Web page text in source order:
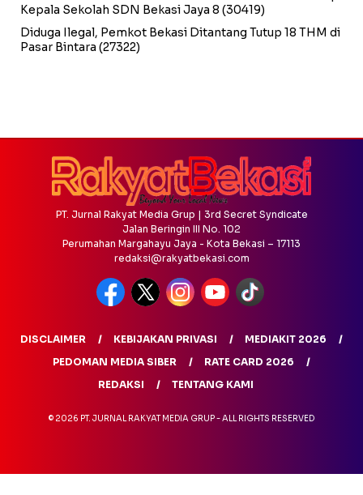
Kepala Sekolah SDN Bekasi Jaya 8 (30419)
Diduga Ilegal, Pemkot Bekasi Ditantang Tutup 18 THM di
Pasar Bintara (27322)
PT. Jurnal Rakyat Media Grup | 3rd Secret Syndicate
Jalan Beringin III No. 102
Perumahan Margahayu Jaya - Kota Bekasi – 17113
redaksi@rakyatbekasi.com
DISCLAIMER KEBIJAKAN PRIVASI
MEDIAKIT 2026
PEDOMAN MEDIA SIBER
RATE CARD 2026
REDAKSI
TENTANG KAMI
© 2026 PT. JURNAL RAKYAT MEDIA GRUP - ALL RIGHTS RESERVED